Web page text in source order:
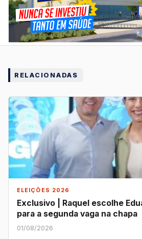
RELACIONADAS
ELEIÇÕES 2026
Exclusivo | Raquel escolhe
para a segunda vaga na chapa
01/08/2026